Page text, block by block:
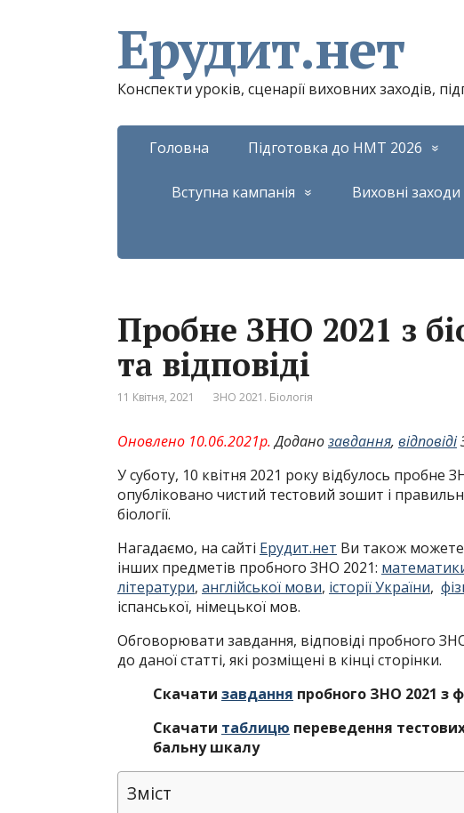
Ерудит.нет
Конспекти уроків, сценарії виховних заходів,
Головна Підготовка до НМТ 2026
Вступна кампанія Виховні заходи
Пробне ЗНО 2021 з
та відповіді
11 Квітня, 2021 ЗНО 2021. Біологія
Оновлено 10.06.2021р.Доданозавдання, відповіді
У суботу, 10 квітня 2021 року відбулось пробне
опубліковано чистий тестовий зошит і
біології.
Нагадаємо, на сайті Ерудит.нет Ви також можете
інших предметів пробного ЗНО 2021:
літератури, англійської мови, історії України,
іспанської, німецької мов.
Обговорювати завдання, відповіді пробного
до даної статті, які розміщені в кінці сторінки.
Скачати завдання пробного ЗНО 2021 з
Скачати таблицю переведення тестових
бальну шкалу
Зміст